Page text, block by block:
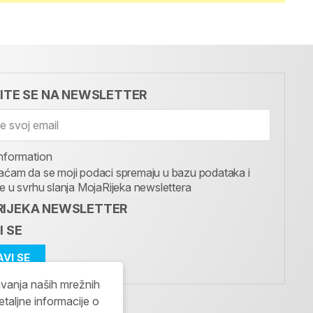
SE NA NEWSLETTER
da se moji podaci spremaju u bazu podataka i
u svrhu slanja MojaRijeka newslettera
NEWSLETTER
SE
naših mrežnih
informacije o